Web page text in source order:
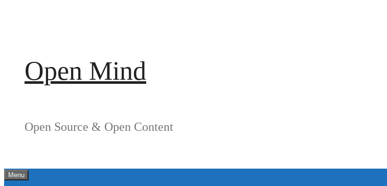
Open Mind
Open Source & Open Content
Menu